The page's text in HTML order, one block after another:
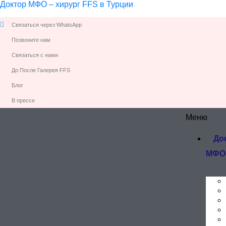
Доктор МФО – хирург FFS в Турции
Связаться через WhatsApp
Позвоните нам
Связаться с нами
До После Галерея FFS
Блог
В прессе
Меню
МФО